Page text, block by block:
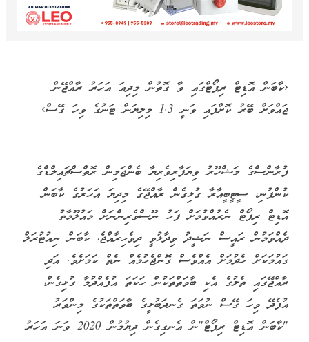
‹ކާބަން އޮޑިޓް ރިޕޯޓްގައި ވާ ގޮތުން މިދިއަ އަހަރު ރާއްޖޭން
ޖައްވަށް ބޭރު ކޮށްފައި ވަނީ 1.3 މިލިޔަން ޓަނުގެ ވިހަ ގޭސް›
ފުރާންސްގެ މަޝްހޫރު ވިޔަފާރިވެރިޔާ ބެންޖަމިން ރޮތްސްޗައިލްޑްގެ
ކުންފުނި، ސީޓީބީއާރާ ގުޅިގެން ރާއްޖޭގެ މިދިޔަ އަހަރުގެ ކާބަން
އޮޑިޓް ރިޕޯޓް ނެރުއްވުމަށް ފަހު ނޫސްވެރިންނަށް މައުލޫމާތު
ދެއްވަމުން ރައީސް ނަޝީދު ވިދާޅުވީ ދިވެހިރާއްޖެ، ކާބަން ނިއުޓުރަލް
ގައުމަކަށް ހެދުމަށް އެއްވެސް ގޮންޖެހުމެއް ނެތް ކަމަށެވެ. އަދި
ރާއްޖޭގައި ތެލުގެ އެކި ބާވަތްތަކުން ހަކަތަ އުފެއްދުމާ ގުޅިގެން،
އުފެދޭ ވިހަ ގޭސް ނުވަތަ ގެނދަބުޅީގެ ބާވަތްތަކުގެ މިންވަރު
"ކާބަން އޮޑިޓް ރިޕޯޓް"ން އެނގިގެން ދިޔުމުން 2020 ވަނަ އަހަރު